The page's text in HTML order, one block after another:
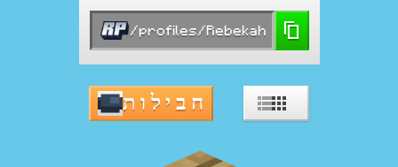
/profiles/Rebekah
חבילות